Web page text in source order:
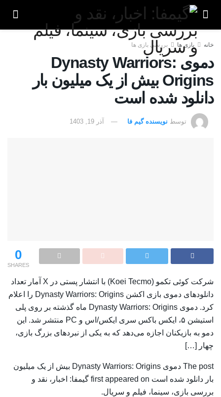
خانه بازی ها بررسی بازی ها
دموی Dynasty Warriors:
Origins بیش از یک میلیون بار
دانلود شده است
توسط نویسنده گیم فا آذر 19, 1403
0
SHARES
شرکت کوئی تکمو (Koei Tecmo) با انتشار پستی در X آمار تعداد
دانلودهای دموی بازی اکشن Dynasty Warriors: Origins را اعلام
کرد. دموی Dynasty Warriors: Origins ماه گذشته بر روی پلی
استیشن ۵، ایکس باکس سری ایکس/اس و PC منتشر شد. این
دمو به بازیکنان اجازه می‌دهد که به یکی از نبردهای بزرگ بازی،
چهار […]
The post دموی Dynasty Warriors: Origins بیش از یک میلیون
بار دانلود شده است first appeared on گیمفا: اخبار، نقد و
بررسی بازی، سینما، فیلم و سریال.